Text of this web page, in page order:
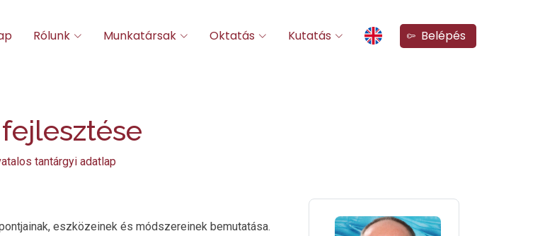
Rólunk Munkatársak Oktatás Kutatás Belépés
tantárgyi adatlap
eszközeinek és módszereinek bemutatása.